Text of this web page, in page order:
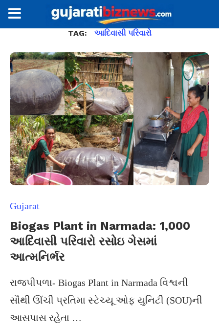
TAG: આદિવાસી પરિવારો
Gujarat
Biogas Plant in Narmada: 1,000
આદિવાસી પરિવારો રસોઇ ગેસમાં
આત્મનિર્ભર
રાજપીપળા- Biogas Plant in Narmada વિશ્વની
સૌથી ઊંચી પ્રતિમા સ્ટેચ્યૂ ઓફ યુનિટી (SOU)ની
આસપાસ રહેતા …